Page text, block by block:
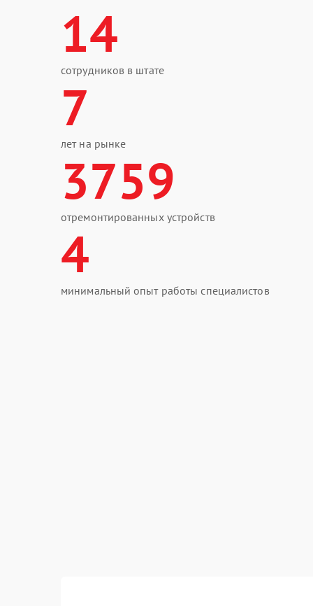
14
сотрудников в штате
7
лет на рынке
3759
отремонтированных устройств
4
минимальный опыт работы специалистов